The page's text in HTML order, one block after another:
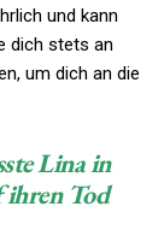
und kann
dich stets an
um dich an die
Lina in
ihren Tod